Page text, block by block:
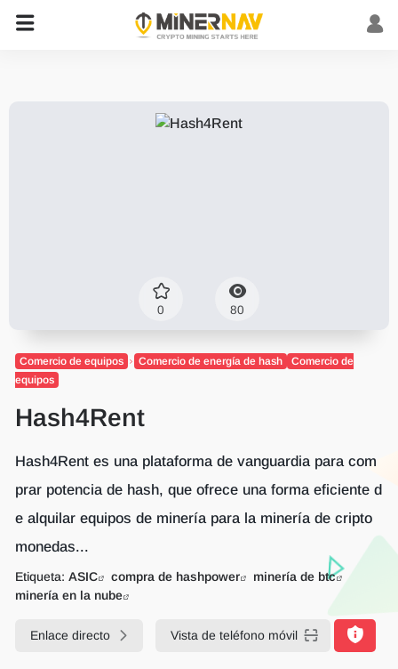
0 80
Comercio de equipos Comercio de energía de hash
Comercio de
equipos
Hash4Rent
Hash4Rent es una plataforma de vanguardia para com
prar potencia de hash, que ofrece una forma eficiente d
e alquilar equipos de minería para la minería de cripto
monedas...
Etiqueta: ASIC compra de hashpower
minería de btc
minería en la nube
Enlace directo Vista de teléfono móvil